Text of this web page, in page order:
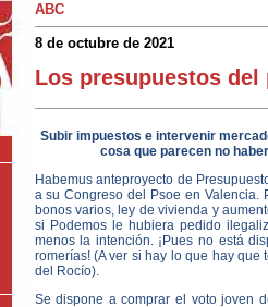
ABC
8 de octubre de 2021
Los presupuestos del
Subir impuestos e intervenir
cosa que parecen no
Habemus anteproyecto de
a su Congreso del Psoe en
bonos varios, ley de vivienda y
si Podemos le hubiera pedido
menos la intención. ¡Pues no está
romerías! (A ver si hay lo que hay
del Rocío).
Se dispone a comprar el voto joven